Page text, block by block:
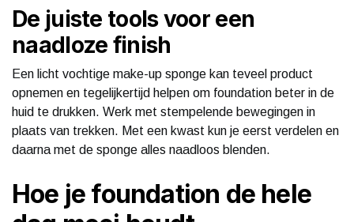
De juiste tools voor een
naadloze finish
Een licht vochtige make-up sponge kan teveel product
opnemen en tegelijkertijd helpen om foundation beter in de
huid te drukken. Werk met stempelende bewegingen in
plaats van trekken. Met een kwast kun je eerst verdelen en
daarna met de sponge alles naadloos blenden.
Hoe je foundation de hele